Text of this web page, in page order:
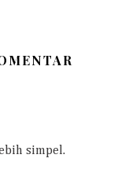
simpel.